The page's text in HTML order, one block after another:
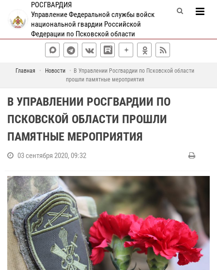
РОСГВАРДИЯ
Управление Федеральной службы войск
национальной гвардии Российской
Федерации по Псковской области
Главная Новости
В Управлении Росгвардии по Псковской области
прошли памятные мероприятия
В УПРАВЛЕНИИ РОСГВАРДИИ ПО
ПСКОВСКОЙ ОБЛАСТИ ПРОШЛИ
ПАМЯТНЫЕ МЕРОПРИЯТИЯ
03 сентября 2020, 09:32